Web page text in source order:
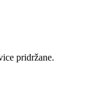
pridržane.